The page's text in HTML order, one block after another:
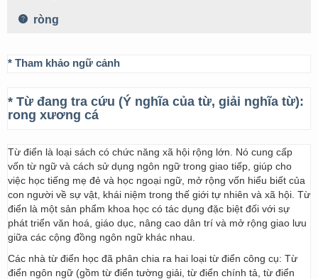
ròng
* Tham khảo ngữ cảnh
* Từ đang tra cứu (Ý nghĩa của từ, giải nghĩa từ):
rong xương cá
Từ điển là loại sách có chức năng xã hội rộng lớn. Nó cung cấp
vốn từ ngữ và cách sử dụng ngôn ngữ trong giao tiếp, giúp cho
việc học tiếng mẹ đẻ và học ngoại ngữ, mở rộng vốn hiểu biết của
con người về sự vật, khái niệm trong thế giới tự nhiên và xã hội. Từ
điển là một sản phẩm khoa học có tác dụng đặc biệt đối với sự
phát triển văn hoá, giáo dục, nâng cao dân trí và mở rộng giao lưu
giữa các cộng đồng ngôn ngữ khác nhau.
Các nhà từ điển học đã phân chia ra hai loại từ điển công cụ: Từ
điển ngôn ngữ (gồm từ điển tường giải, từ điển chính tả, từ điển